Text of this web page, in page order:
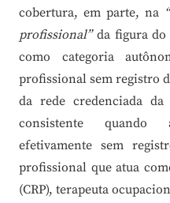
cobertura, em parte, na
profissional”da figura do
como categoria
profissional sem registro
da rede credenciada
consistente quando
efetivamente sem
profissional que atua
(CRP), terapeuta